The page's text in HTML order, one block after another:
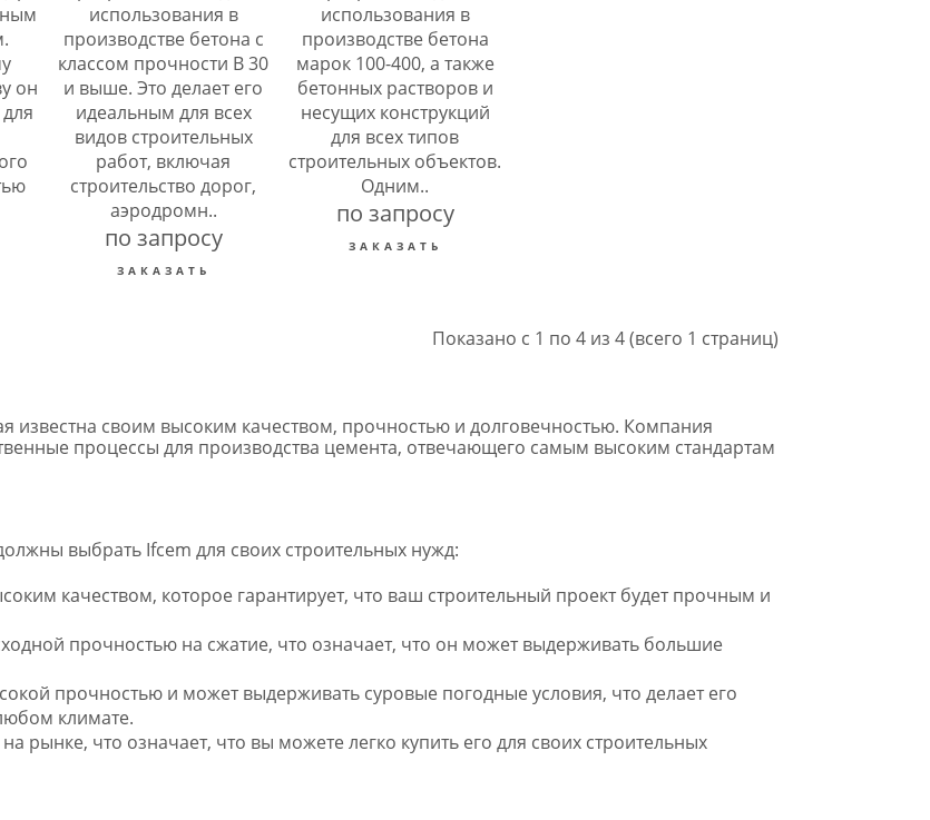
он
использования в
производстве бетона с
классом прочности B 30
и выше. Это делает его
идеальным для всех
видов строительных
работ, включая
строительство дорог,
аэродромн..
по запросу
использования в
производстве бетона
марок 100-400, а также
бетонных растворов и
несущих конструкций
для всех типов
строительных объектов.
Одним..
по запросу
Показано с 1 по 4 из 4 (всего 1 страниц)
известна своим высоким качеством, прочностью и долговечностью. Компания
процессы для производства цемента, отвечающего самым высоким стандартам
выбрать Ifcem для своих строительных нужд:
качеством, которое гарантирует, что ваш строительный проект будет прочным и
прочностью на сжатие, что означает, что он может выдерживать большие
прочностью и может выдерживать суровые погодные условия, что делает его
климате.
рынке, что означает, что вы можете легко купить его для своих строительных